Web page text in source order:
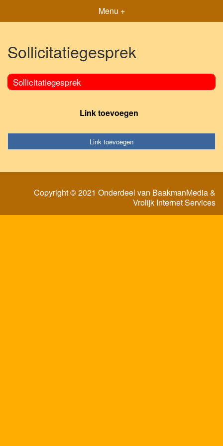
Menu +
Sollicitatiegesprek
Sollicitatiegesprek
Link toevoegen
Link toevoegen
Copyright © 2021 Onderdeel van BaakmanMedia&
Vrolijk Internet Services